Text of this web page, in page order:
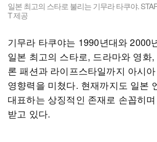
일본 최고의 스타로 불리는 기무라 타쿠야.
T 제공
기무라 타쿠야는 1990년대와 2000
일본 최고의 스타로, 드라마와 영화
론 패션과 라이프스타일까지 아시
영향력을 미쳤다. 현재까지도 일본
대표하는 상징적인 존재로 손꼽히
받고 있다.